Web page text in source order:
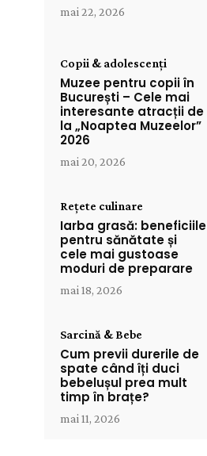
mai 22, 2026
Copii & adolescenți
Muzee pentru copii în
București – Cele mai
interesante atracții de
la „Noaptea Muzeelor”
2026
mai 20, 2026
Rețete culinare
Iarba grasă: beneficiile
pentru sănătate și
cele mai gustoase
moduri de preparare
mai 18, 2026
Sarcină & Bebe
Cum previi durerile de
spate când îți duci
bebelușul prea mult
timp în brațe?
mai 11, 2026